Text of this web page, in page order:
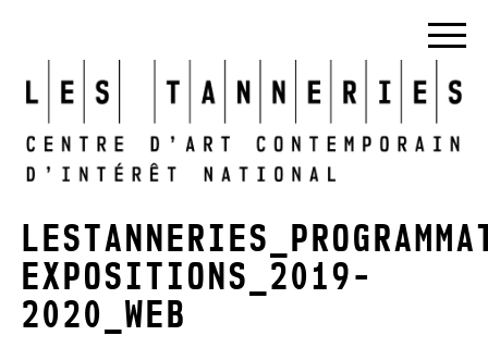
EXPOSITIONS_2019-
2020_WEB